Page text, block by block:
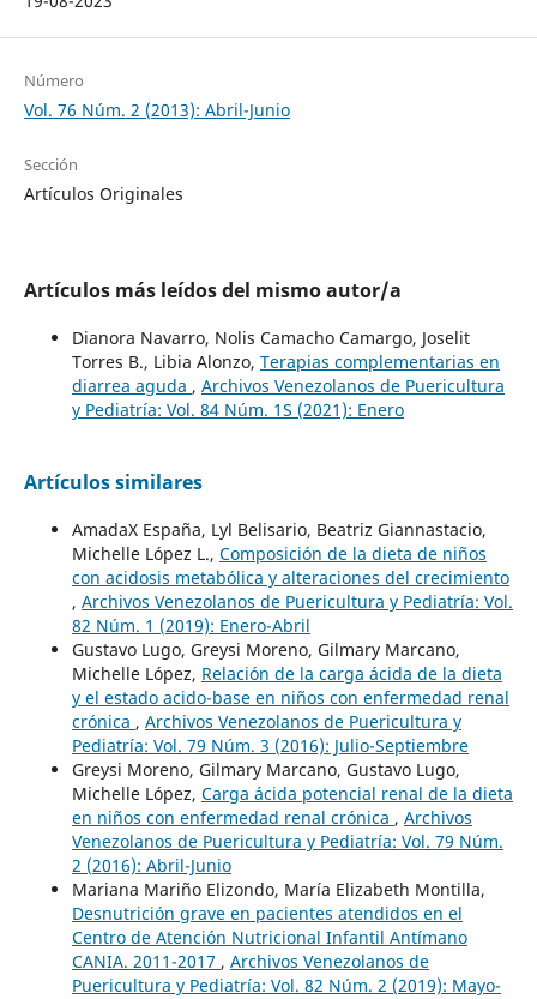
Número
Vol. 76 Núm. 2 (2013): Abril-Junio
Sección
Artículos Originales
Artículos más leídos del mismo autor/a
Dianora Navarro, Nolis Camacho Camargo, Joselit
Torres B., Libia Alonzo, Terapias complementarias en
diarrea aguda , Archivos Venezolanos de Puericultura
y Pediatría: Vol. 84 Núm. 1S (2021): Enero
Artículos similares
AmadaX España, Lyl Belisario, Beatriz Giannastacio,
Michelle López L., Composición de la dieta de niños
con acidosis metabólica y alteraciones del crecimiento
, Archivos Venezolanos de Puericultura y Pediatría: Vol.
82 Núm. 1 (2019): Enero-Abril
Gustavo Lugo, Greysi Moreno, Gilmary Marcano,
Michelle López, Relación de la carga ácida de la dieta
y el estado acido-base en niños con enfermedad renal
crónica , Archivos Venezolanos de Puericultura y
Pediatría: Vol. 79 Núm. 3 (2016): Julio-Septiembre
Greysi Moreno, Gilmary Marcano, Gustavo Lugo,
Michelle López, Carga ácida potencial renal de la dieta
en niños con enfermedad renal crónica , Archivos
Venezolanos de Puericultura y Pediatría: Vol. 79 Núm.
2 (2016): Abril-Junio
Mariana Mariño Elizondo, María Elizabeth Montilla,
Desnutrición grave en pacientes atendidos en el
Centro de Atención Nutricional Infantil Antímano
CANIA. 2011-2017 , Archivos Venezolanos de
Puericultura y Pediatría: Vol. 82 Núm. 2 (2019): Mayo-